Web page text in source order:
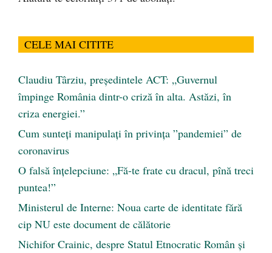
CELE MAI CITITE
Claudiu Târziu, președintele ACT: „Guvernul
împinge România dintr-o criză în alta. Astăzi, în
criza energiei.”
Cum sunteți manipulați în privința ”pandemiei” de
coronavirus
O falsă înțelepciune: „Fă-te frate cu dracul, pînă treci
puntea!”
Ministerul de Interne: Noua carte de identitate fără
cip NU este document de călătorie
Nichifor Crainic, despre Statul Etnocratic Român şi